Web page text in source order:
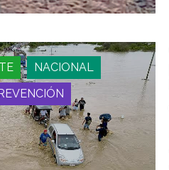
NACIONAL